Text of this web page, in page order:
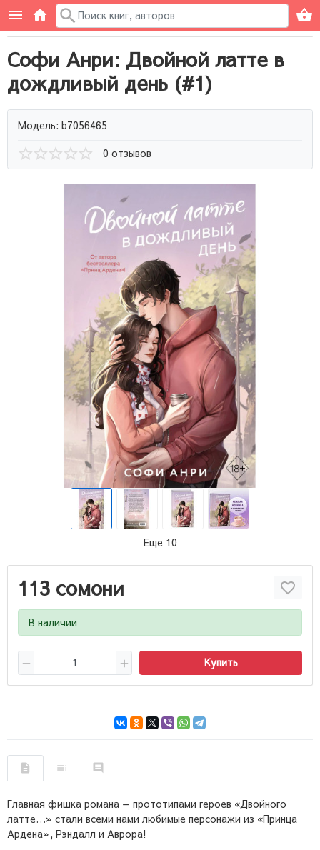
Софи Анри: Двойной латте в
дождливый день (#1)
Модель: b7056465
0 отзывов
Еще 10
113 сомони
В наличии
Купить
Главная фишка романа — прототипами героев «Двойного
латте…» стали всеми нами любимые персонажи из «Принца
Ардена», Рэндалл и Аврора!